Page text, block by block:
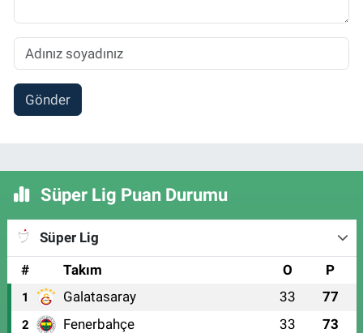
Gönder
Süper Lig Puan Durumu
Süper Lig
#
Takım O P
1 Galatasaray 33 77
2 Fenerbahçe 33 73